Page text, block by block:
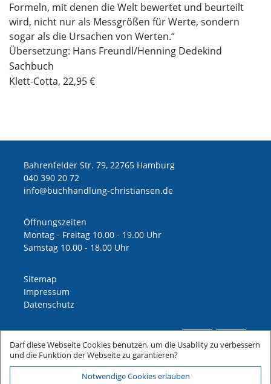
Formeln, mit denen die Welt bewertet und beurteilt
wird, nicht nur als Messgrößen für Werte, sondern
sogar als die Ursachen von Werten.“
Übersetzung: Hans Freundl/Henning Dedekind
Sachbuch
Klett-Cotta, 22,95 €
Bahrenfelder Str. 79, 22765 Hamburg
040 390 20 72
ed.nesnaitsirhc-gnuldnahhcub@ofni
Öffnungszeiten
Montag - Freitag 10.00 - 19.00 Uhr
Samstag 10.00 - 18.00 Uhr
Sitemap
Impressum
Datenschutz
Darf diese Webseite Cookies benutzen, um die Usability zu verbessern
und die Funktion der Webseite zu garantieren?
Notwendige Cookies erlauben